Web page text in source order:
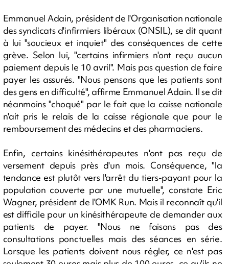
Emmanuel Adain, président de l'Organisation nationale
des syndicats d'infirmiers libéraux (ONSIL), se dit quant
à lui "soucieux et inquiet" des conséquences de cette
grève. Selon lui, "certains infirmiers n'ont reçu aucun
paiement depuis le 10 avril". Mais pas question de faire
payer les assurés. "Nous pensons que les patients sont
des gens en difficulté", affirme Emmanuel Adain. Il se dit
néanmoins "choqué" par le fait que la caisse nationale
n'ait pris le relais de la caisse régionale que pour le
remboursement des médecins et des pharmaciens.
Enfin, certains kinésithérapeutes n'ont pas reçu de
versement depuis près d'un mois. Conséquence, "la
tendance est plutôt vers l'arrêt du tiers-payant pour la
population couverte par une mutuelle", constate Eric
Wagner, président de l'OMK Run. Mais il reconnaît qu'il
est difficile pour un kinésithérapeute de demander aux
patients de payer. "Nous ne faisons pas des
consultations ponctuelles mais des séances en série.
Lorsque les patients doivent nous régler, ce n'est pas